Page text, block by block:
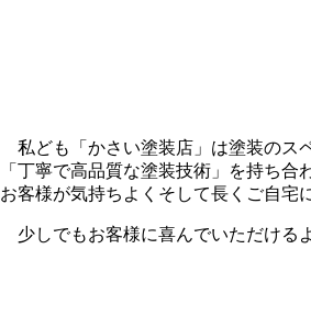
私ども「かさい塗装店」は塗装のス
「丁寧で高品質な塗装技術」を持ち
お客様が気持ちよくそして長くご自宅
少しでもお客様に喜んでいただける